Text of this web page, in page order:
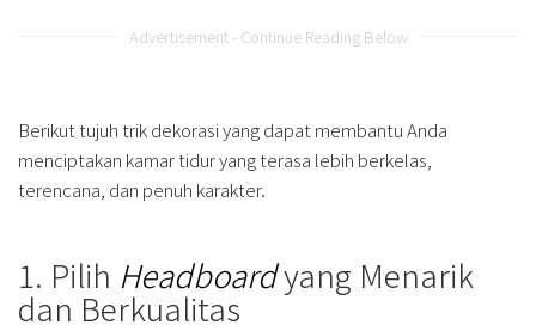
Advertisement - Continue Reading Below
Berikut tujuh trik dekorasi yang dapat membantu Anda
menciptakan kamar tidur yang terasa lebih berkelas,
terencana, dan penuh karakter.
1. Pilih Headboardyang Menarik
dan Berkualitas